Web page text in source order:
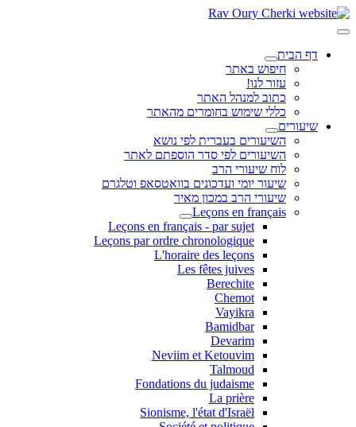
דף הבית
חיפוש באתר
עזור לנו!
כתוב למנהל האתר
כללי שימוש בחומרים מהאתר
שיעורים
השיעורים בעברית לפי נושא
השיעורים לפי סדר הוספתם לאתר
לוח שיעורי הרב
שיעור יומי ועדכונים בוואטסאפ וטלגרם
שיעורי הרב במכון מאיר
Leçons en français
Leçons en français - par sujet
Leçons par ordre chronologique
L'horaire des leçons
Les fêtes juives
Berechite
Chemot
Vayikra
Bamidbar
Devarim
Neviim et Ketouvim
Talmoud
Fondations du judaisme
La prière
Sionisme, l'état d'Israël